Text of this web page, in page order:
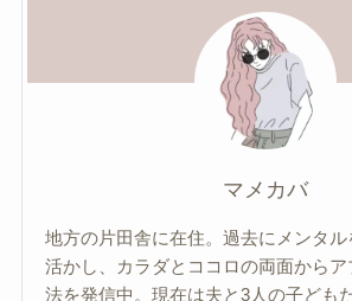
マメカバ
地方の片田舎に在住。過去にメンタ
活かし、カラダとココロの両面から
法を発信中。現在は夫と3人の子ども